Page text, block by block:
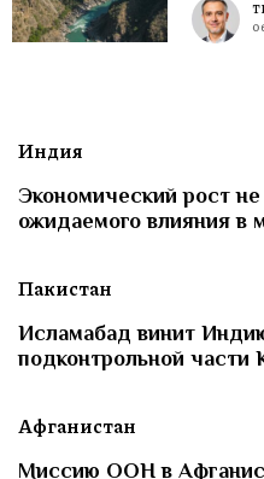
Индия
Экономический рост
ожидаемого влияния в
Пакистан
Исламабад винит
подконтрольной части
Афганистан
Миссию ООН в